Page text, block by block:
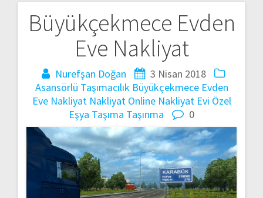
Büyükçekmece Evden
Eve Nakliyat
Nurefşan Doğan
3 Nisan 2018
Asansörlü Taşımacılık Büyükçekmece Evden
Eve Nakliyat Nakliyat Online Nakliyat Evi Özel
Eşya Taşıma Taşınma 0
Yazı
gezinmesi